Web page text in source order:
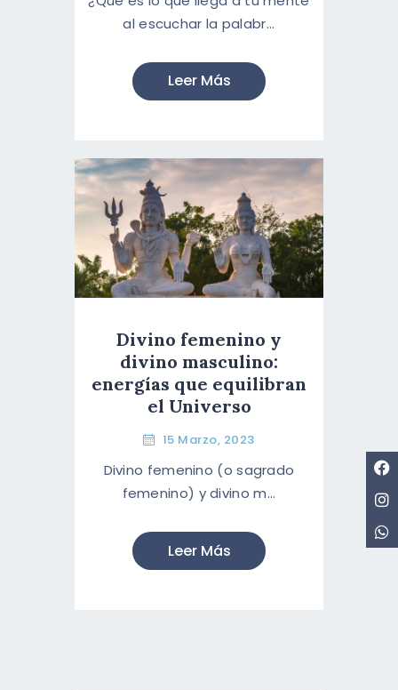
al escuchar la palabr...
Leer Más
Divino femenino y
divino masculino:
energías que equilibran
el Universo
15 Marzo, 2023
Divino femenino (o sagrado
femenino) y divino m...
Leer Más